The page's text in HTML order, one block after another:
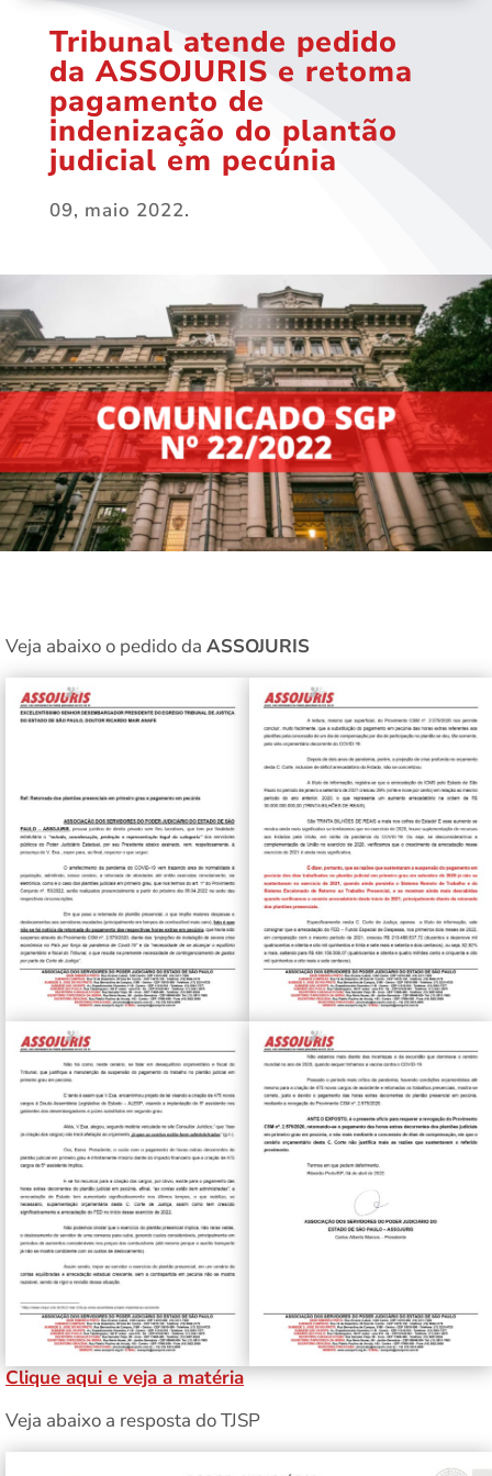
Tribunal atende pedido
da ASSOJURIS e retoma
pagamento de
indenização do plantão
judicial em pecúnia
09, maio 2022.
Veja abaixo o pedido da ASSOJURIS
Clique aqui e veja a matéria
Veja abaixo a resposta do TJSP